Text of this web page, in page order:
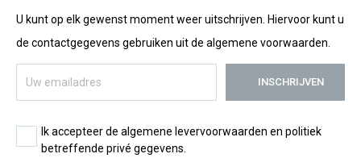
U kunt op elk gewenst moment weer uitschrijven. Hiervoor kunt u
de contactgegevens gebruiken uit de algemene voorwaarden.
Ik accepteer de algemene levervoorwaarden en politiek
betreffende privé gegevens.